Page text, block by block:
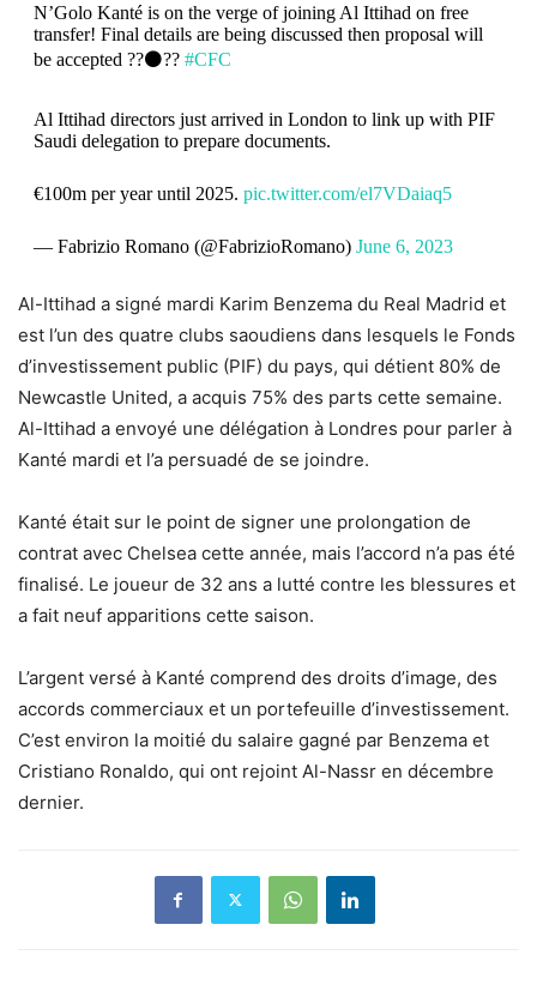
N’Golo Kanté is on the verge of joining Al Ittihad on free
transfer! Final details are being discussed then proposal will
be accepted ??⚫️?? #CFC
Al Ittihad directors just arrived in London to link up with PIF
Saudi delegation to prepare documents.
€100m per year until 2025. pic.twitter.com/el7VDaiaq5
— Fabrizio Romano (@FabrizioRomano) June 6, 2023
Al-Ittihad a signé mardi Karim Benzema du Real Madrid et
est l’un des quatre clubs saoudiens dans lesquels le Fonds
d’investissement public (PIF) du pays, qui détient 80% de
Newcastle United, a acquis 75% des parts cette semaine.
Al-Ittihad a envoyé une délégation à Londres pour parler à
Kanté mardi et l’a persuadé de se joindre.
Kanté était sur le point de signer une prolongation de
contrat avec Chelsea cette année, mais l’accord n’a pas été
finalisé. Le joueur de 32 ans a lutté contre les blessures et
a fait neuf apparitions cette saison.
L’argent versé à Kanté comprend des droits d’image, des
accords commerciaux et un portefeuille d’investissement.
C’est environ la moitié du salaire gagné par Benzema et
Cristiano Ronaldo, qui ont rejoint Al-Nassr en décembre
dernier.